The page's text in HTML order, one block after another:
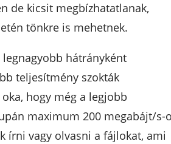
de kicsit megbízhatatlanak,
tönkre is mehetnek.
legnagyobb hátrányként
teljesítmény szokták
hogy még a legjobb
maximum 200 megabájt/s-
írni vagy olvasni a fájlokat, ami